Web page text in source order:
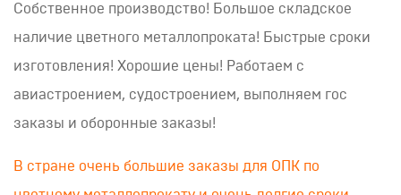
Собственное производство! Большое складское
наличие цветного металлопроката! Быстрые сроки
изготовления! Хорошие цены! Работаем с
авиастроением, судостроением, выполняем гос
заказы и оборонные заказы!
В стране очень большие заказы для ОПК по